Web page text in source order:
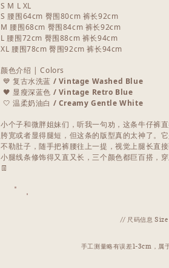
S M L XL
S 腰围64cm 臀围80cm 裤长92cm
M 腰围68cm 臀围84cm 裤长92cm
L 腰围72cm 臀围88cm 裤长94cm
XL 腰围78cm 臀围92cm 裤长94cm
颜色介绍 | Colors
💙 复古水洗蓝 / Vintage Washed Blue
🖤 显瘦深蓝色 / Vintage Retro Blue
🤍 温柔奶油白 / Creamy Gentle White
小个子和微胖姐妹们，听我一句劝，这条牛仔裤
胯宽或者显得腿短，但这条的版型真的太神了。
不勒肚子，随手把裤腰往上一提，视觉上腿长直
小腿线条修饰得又直又长，三个颜色都巨百搭，
👖
// 尺码信息
手工测量略有误差1-3cm，属